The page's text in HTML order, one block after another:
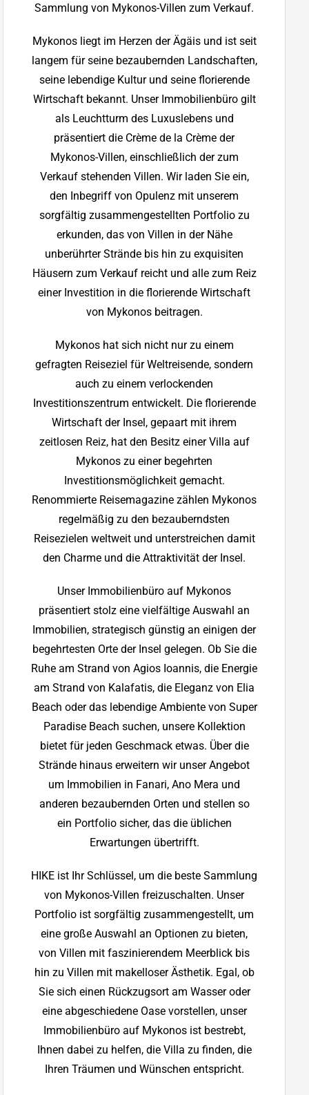
Sammlung von Mykonos-Villen zum Verkauf.
Mykonos liegt im Herzen der Ägäis und ist seit
langem für seine bezaubernden Landschaften,
seine lebendige Kultur und seine florierende
Wirtschaft bekannt. Unser Immobilienbüro gilt
als Leuchtturm des Luxuslebens und
präsentiert die Crème de la Crème der
Mykonos-Villen, einschließlich der zum
Verkauf stehenden Villen. Wir laden Sie ein,
den Inbegriff von Opulenz mit unserem
sorgfältig zusammengestellten Portfolio zu
erkunden, das von Villen in der Nähe
unberührter Strände bis hin zu exquisiten
Häusern zum Verkauf reicht und alle zum Reiz
einer Investition in die florierende Wirtschaft
von Mykonos beitragen.
Mykonos hat sich nicht nur zu einem
gefragten Reiseziel für Weltreisende, sondern
auch zu einem verlockenden
Investitionszentrum entwickelt. Die florierende
Wirtschaft der Insel, gepaart mit ihrem
zeitlosen Reiz, hat den Besitz einer Villa auf
Mykonos zu einer begehrten
Investitionsmöglichkeit gemacht.
Renommierte Reisemagazine zählen Mykonos
regelmäßig zu den bezauberndsten
Reisezielen weltweit und unterstreichen damit
den Charme und die Attraktivität der Insel.
Unser Immobilienbüro auf Mykonos
präsentiert stolz eine vielfältige Auswahl an
Immobilien, strategisch günstig an einigen der
begehrtesten Orte der Insel gelegen. Ob Sie die
Ruhe am Strand von Agios Ioannis, die Energie
am Strand von Kalafatis, die Eleganz von Elia
Beach oder das lebendige Ambiente von Super
Paradise Beach suchen, unsere Kollektion
bietet für jeden Geschmack etwas. Über die
Strände hinaus erweitern wir unser Angebot
um Immobilien in Fanari, Ano Mera und
anderen bezaubernden Orten und stellen so
ein Portfolio sicher, das die üblichen
Erwartungen übertrifft.
HIKE ist Ihr Schlüssel, um die beste Sammlung
von Mykonos-Villen freizuschalten. Unser
Portfolio ist sorgfältig zusammengestellt, um
eine große Auswahl an Optionen zu bieten,
von Villen mit faszinierendem Meerblick bis
hin zu Villen mit makelloser Ästhetik. Egal, ob
Sie sich einen Rückzugsort am Wasser oder
eine abgeschiedene Oase vorstellen, unser
Immobilienbüro auf Mykonos ist bestrebt,
Ihnen dabei zu helfen, die Villa zu finden, die
Ihren Träumen und Wünschen entspricht.